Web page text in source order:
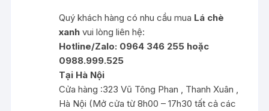
Quý khách hàng có nhu cầu mua Lá chè
xanhvui lòng liên hệ:
Hotline/Zalo: 0964 346 255 hoặc
0988.999.525
Tại Hà Nội
Cửa hàng :323 Vũ Tông Phan , Thanh Xuân ,
Hà Nội (Mở cửa từ 8h00 – 17h30 tất cả các